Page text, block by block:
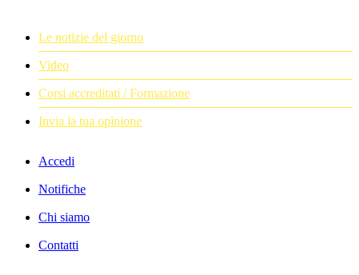
Le notizie del giorno
Video
Corsi accreditati / Formazione
Invia la tua opinione
Accedi
Notifiche
Chi siamo
Contatti